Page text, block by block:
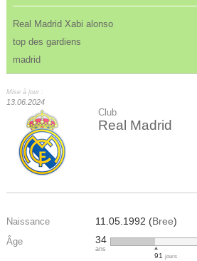
Real Madrid Xabi alonso
top des gardiens
madrid
Mise à jour :
13.06.2024
Club
Real Madrid
Naissance 11.05.1992 (Bree)
Âge 34
ans
91 jours